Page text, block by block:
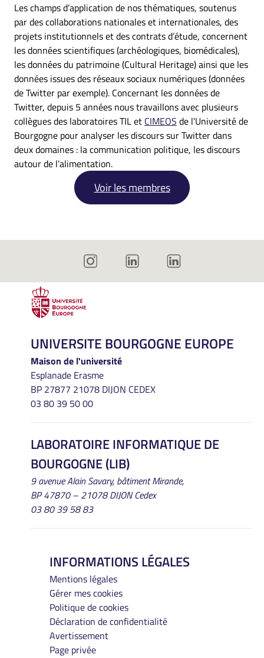
Les champs d’application de nos thématiques, soutenus
par des collaborations nationales et internationales, des
projets institutionnels et des contrats d’étude, concernent
les données scientifiques (archéologiques, biomédicales),
les données du patrimoine (Cultural Heritage) ainsi que les
données issues des réseaux sociaux numériques (données
de Twitter par exemple). Concernant les données de
Twitter, depuis 5 années nous travaillons avec plusieurs
collègues des laboratoires TIL et CIMEOS de l’Université de
Bourgogne pour analyser les discours sur Twitter dans
deux domaines : la communication politique, les discours
autour de l’alimentation.
Voir les membres
UNIVERSITE BOURGOGNE EUROPE
Maison de l'université
Esplanade Erasme
BP 27877 21078 DIJON CEDEX
03 80 39 50 00
LABORATOIRE INFORMATIQUE DE
BOURGOGNE (LIB)
9 avenue Alain Savary, bâtiment Mirande,
BP 47870 – 21078 DIJON Cedex
03 80 39 58 83
INFORMATIONS LÉGALES
Mentions légales
Gérer mes cookies
Politique de cookies
Déclaration de confidentialité
Avertissement
Page privée